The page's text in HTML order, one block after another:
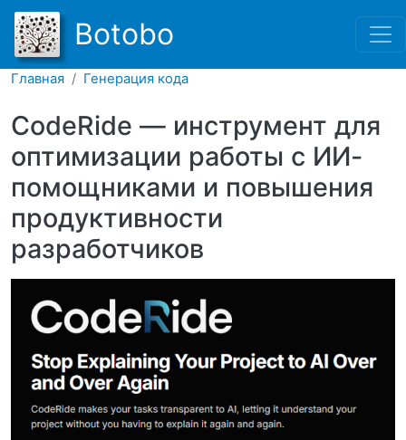
Перейти к основному
Botobo
Главная Генерация кода
CodeRide — инструмент для
оптимизации работы с ИИ-
помощниками и повышения
продуктивности
разработчиков